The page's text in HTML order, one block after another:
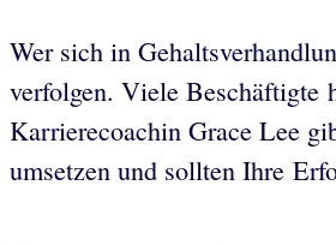
Wer sich in
verfolgen. Viele Beschäftigte
Karrierecoachin Grace Lee
umsetzen und sollten Ihre